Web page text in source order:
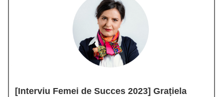
[Interviu Femei de Succes 2023] Grațiela